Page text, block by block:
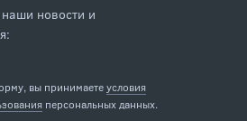
новости и
вы принимаетеусловия
персональных данных.